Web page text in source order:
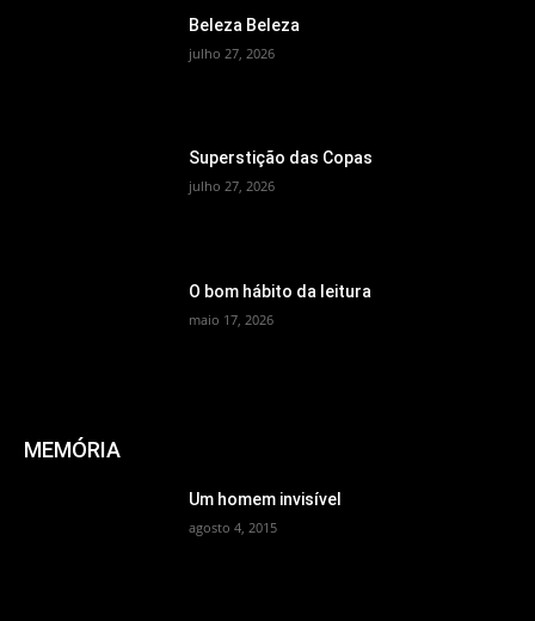
Beleza Beleza
julho 27, 2026
Superstição das Copas
julho 27, 2026
O bom hábito da leitura
maio 17, 2026
MEMÓRIA
Um homem invisível
agosto 4, 2015